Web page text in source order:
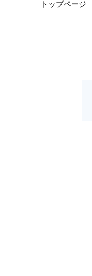
トップページ